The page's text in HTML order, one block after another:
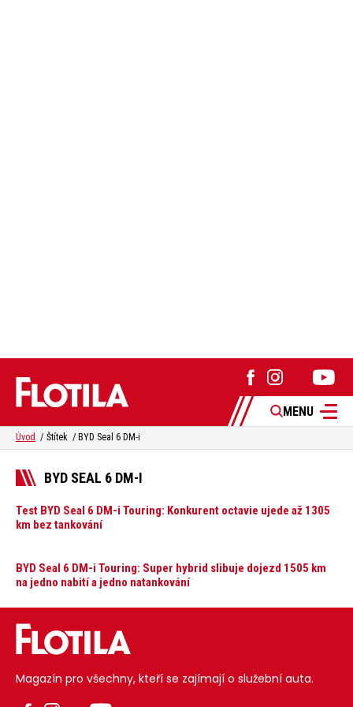
MENU
Úvod Štítek BYD Seal 6 DM-i
BYD SEAL 6 DM-I
Test BYD Seal 6 DM-i Touring: Konkurent octavie ujede až 1305
km bez tankování
BYD Seal 6 DM-i Touring: Super hybrid slibuje dojezd 1505 km
na jedno nabití a jedno natankování
Magazín pro všechny, kteří se zajímají o služební auta.